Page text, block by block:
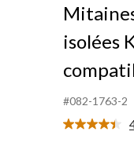
avec
écrans
isolées
#082-1763-2